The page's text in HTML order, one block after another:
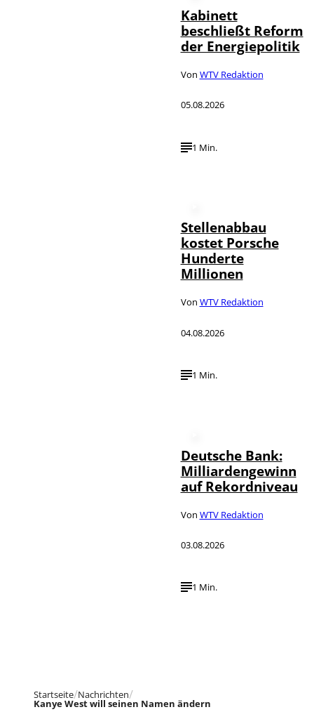
Kabinett
beschließt Reform
der Energiepolitik
Von WTV Redaktion
05.08.2026
1 Min.
Stellenabbau
kostet Porsche
Hunderte
Millionen
Von WTV Redaktion
04.08.2026
1 Min.
Deutsche Bank:
Milliardengewinn
auf Rekordniveau
Von WTV Redaktion
03.08.2026
1 Min.
Startseite Nachrichten
Kanye West will seinen Namen ändern